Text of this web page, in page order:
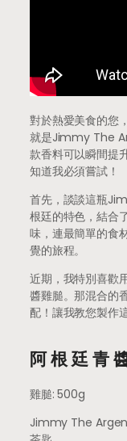
對於熱愛美食的您
就是Jimmy The
款香料可以瞬間提
知道我必須嘗試！
首先，談談這瓶
根廷的特色，結合
味，連最簡單的食
覺的旅程。
近期，我特別喜歡
醬雞膇。那混合的
配！讓我教您製作
阿根廷青
雞膇: 500g
Jimmy The